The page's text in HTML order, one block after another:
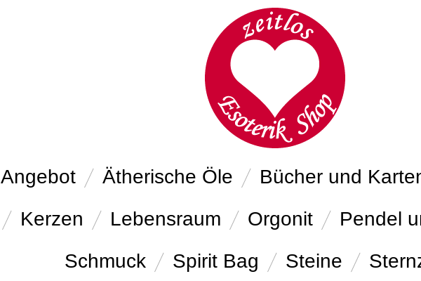
Angebot Ätherische Öle Bücher und
Kerzen Lebensraum Orgonit Pendel
Schmuck Spirit Bag Steine